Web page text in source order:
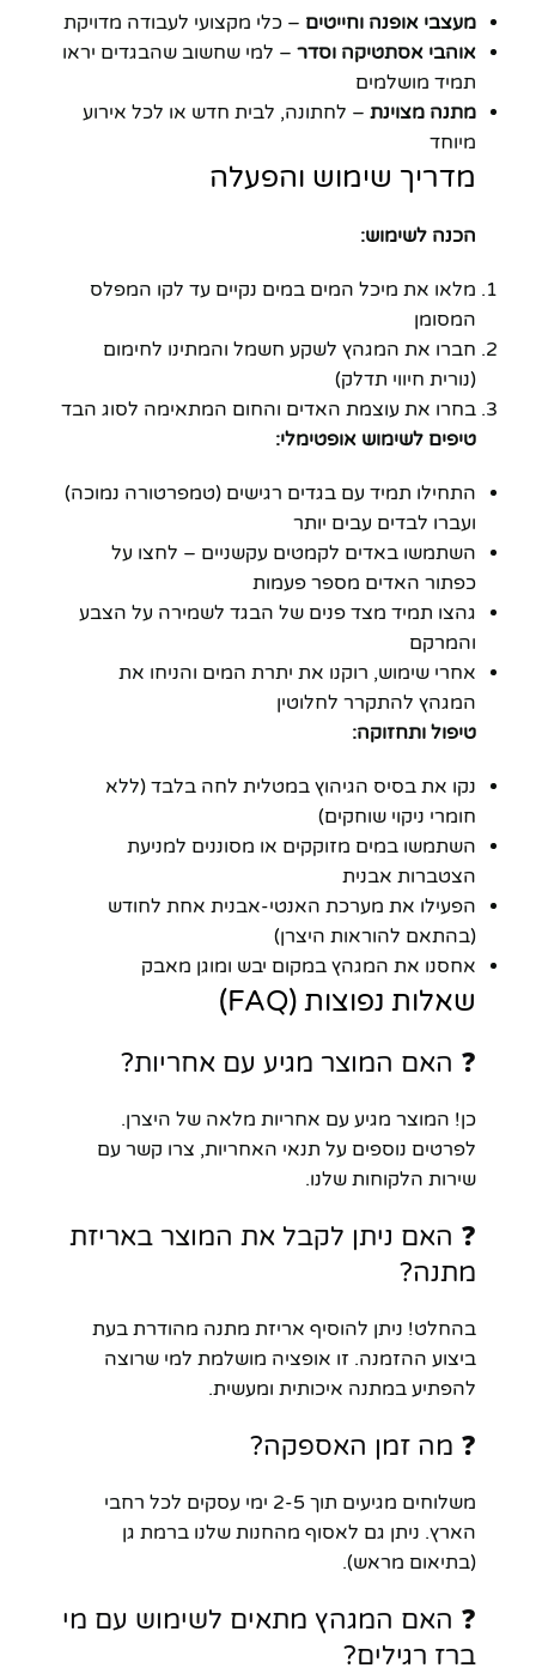
מעצבי אופנה וחייטים – כלי מקצועי לעבודה מדויקת
אוהבי אסתטיקה וסדר – למי שחשוב שהבגדים יראו
תמיד מושלמים
מתנה מצוינת – לחתונה, לבית חדש או לכל אירוע
מיוחד
מדריך שימוש והפעלה
הכנה לשימוש:
מלאו את מיכל המים במים נקיים עד לקו המפלס
המסומן
חברו את המגהץ לשקע חשמל והמתינו לחימום
(נורית חיווי תדלק)
בחרו את עוצמת האדים והחום המתאימה לסוג הבד
טיפים לשימוש אופטימלי:
התחילו תמיד עם בגדים רגישים (טמפרטורה נמוכה)
ועברו לבדים עבים יותר
השתמשו באדים לקמטים עקשניים – לחצו על
כפתור האדים מספר פעמות
גהצו תמיד מצד פנים של הבגד לשמירה על הצבע
והמרקם
אחרי שימוש, רוקנו את יתרת המים והניחו את
המגהץ להתקרר לחלוטין
טיפול ותחזוקה:
נקו את בסיס הגיהוץ במטלית לחה בלבד (ללא
חומרי ניקוי שוחקים)
השתמשו במים מזוקקים או מסוננים למניעת
הצטברות אבנית
הפעילו את מערכת האנטי-אבנית אחת לחודש
(בהתאם להוראות היצרן)
אחסנו את המגהץ במקום יבש ומוגן מאבק
שאלות נפוצות (FAQ)
❓ האם המוצר מגיע עם אחריות?
כן! המוצר מגיע עם אחריות מלאה של היצרן.
לפרטים נוספים על תנאי האחריות, צרו קשר עם
שירות הלקוחות שלנו.
❓ האם ניתן לקבל את המוצר באריזת
מתנה?
בהחלט! ניתן להוסיף אריזת מתנה מהודרת בעת
ביצוע ההזמנה. זו אופציה מושלמת למי שרוצה
להפתיע במתנה איכותית ומעשית.
❓ מה זמן האספקה?
משלוחים מגיעים תוך 2-5 ימי עסקים לכל רחבי
הארץ. ניתן גם לאסוף מהחנות שלנו ברמת גן
(בתיאום מראש).
❓ האם המגהץ מתאים לשימוש עם מי
ברז רגילים?